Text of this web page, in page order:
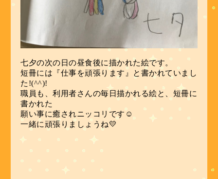
七夕の次の日の昼食後に描かれた絵です。
短冊には『仕事を頑張ります』と書かれていまし
た!(^^)!
職員も、利用者さんの毎日描かれる絵と、短冊に
書かれた
願い事に癒されニッコリです☺
一緒に頑張りましょうね💛